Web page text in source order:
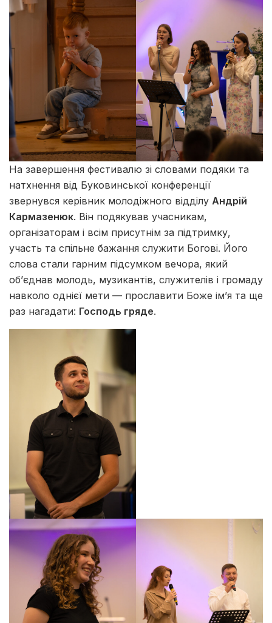
На завершення фестивалю зі словами подяки та
натхнення від Буковинської конференції
звернувся керівник молодіжного відділу Андрій
Кармазенюк. Він подякував учасникам,
організаторам і всім присутнім за підтримку,
участь та спільне бажання служити Богові. Його
слова стали гарним підсумком вечора, який
об’єднав молодь, музикантів, служителів і громаду
навколо однієї мети — прославити Боже ім’я та ще
раз нагадати: Господь гряде.